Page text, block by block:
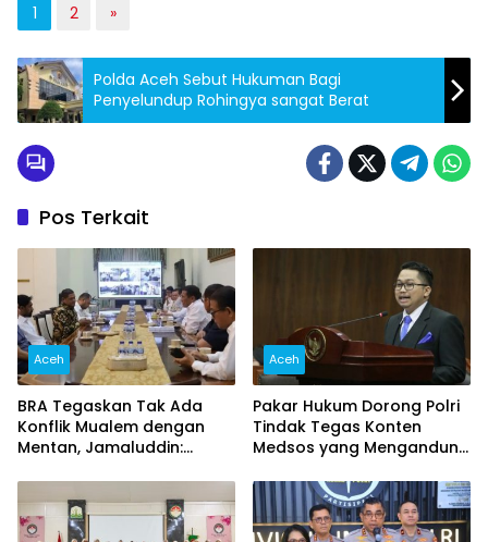
1 2 »
Polda Aceh Sebut Hukuman Bagi
Penyelundup Rohingya sangat Berat
Pos Terkait
Aceh
BRA Tegaskan Tak Ada
Konflik Mualem dengan
Mentan, Jamaluddin:
Pertemuan
Aceh
Pakar Hukum Dorong Polri
Tindak Tegas Konten
Medsos yang Mengandung